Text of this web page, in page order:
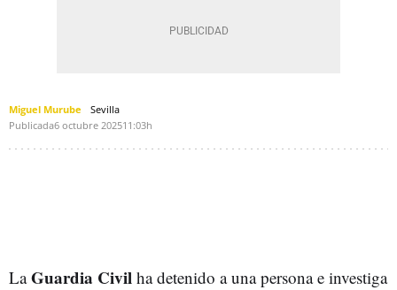
Miguel Murube
Sevilla
Publicada6 octubre 202511:03h
LaGuardia Civil ha detenido a una persona e investiga